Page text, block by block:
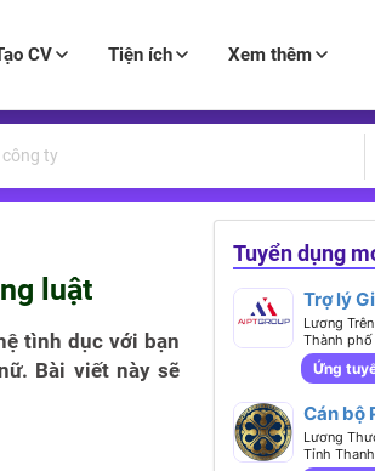
CV Tiện ích Xem thêm
luật
tình dục với bạn
Bài viết này sẽ
Tuyển dụng
Trợ lý
Lương
Thành phố
Ứng
Cán bộ
Doanh
Lương
Tỉnh